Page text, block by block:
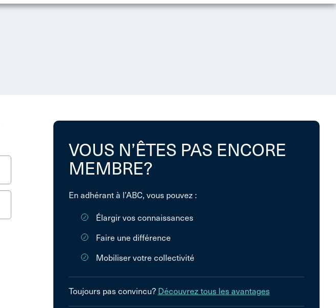
VOUS N’ÊTES PAS ENCORE
MEMBRE?
En adhérant à l’ABC, vous pouvez :
Élargir vos connaissances
Faire une différence
Mobiliser votre collectivité
Toujours pas convincu? Découvrez tous les avantages